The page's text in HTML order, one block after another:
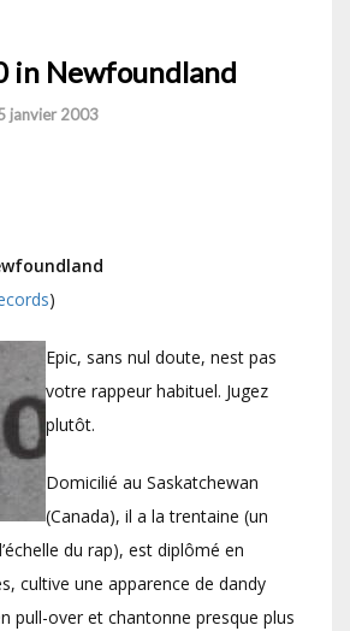
in Newfoundland
janvier 2003
)
Epic, sans nul doute, nest pas
votre rappeur habituel. Jugez
plutôt.
Domicilié au Saskatchewan
(Canada), il a la trentaine (un
du rap), est diplômé en
cultive une apparence de dandy
pull-over et chantonne presque plus